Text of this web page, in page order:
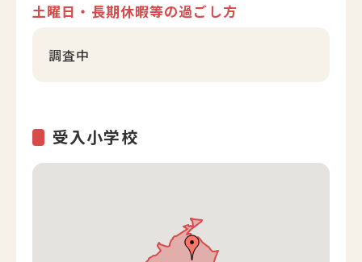
土曜日・長期休暇等の過ごし方
調査中
受入小学校